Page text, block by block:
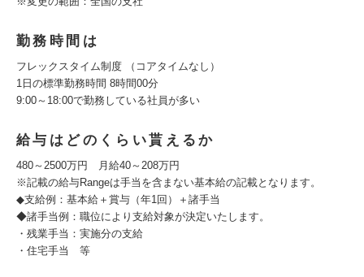
勤務時間は
フレックスタイム制度 （コアタイムなし）
1日の標準勤務時間 8時間00分
9:00～18:00で勤務している社員が多い
給与はどのくらい貰えるか
480～2500万円 月給40～208万円
※記載の給与Rangeは手当を含まない基本給の記載となります。
◆支給例：基本給＋賞与（年1回）＋諸手当
◆諸手当例：職位により支給対象が決定いたします。
・残業手当：実施分の支給
・住宅手当 等